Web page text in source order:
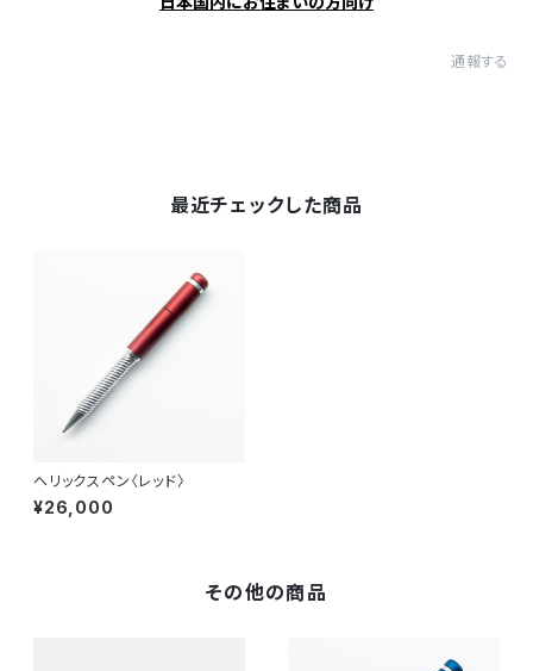
通報する
最近チェックした商品
ヘリックスペン〈レッド〉
¥26,000
その他の商品